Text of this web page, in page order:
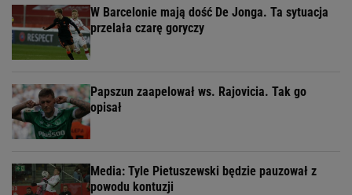
W Barcelonie mają dość De Jonga. Ta sytuacja
przelała czarę goryczy
Papszun zaapelował ws. Rajovicia. Tak go
opisał
Media: Tyle Pietuszewski będzie pauzował z
powodu kontuzji